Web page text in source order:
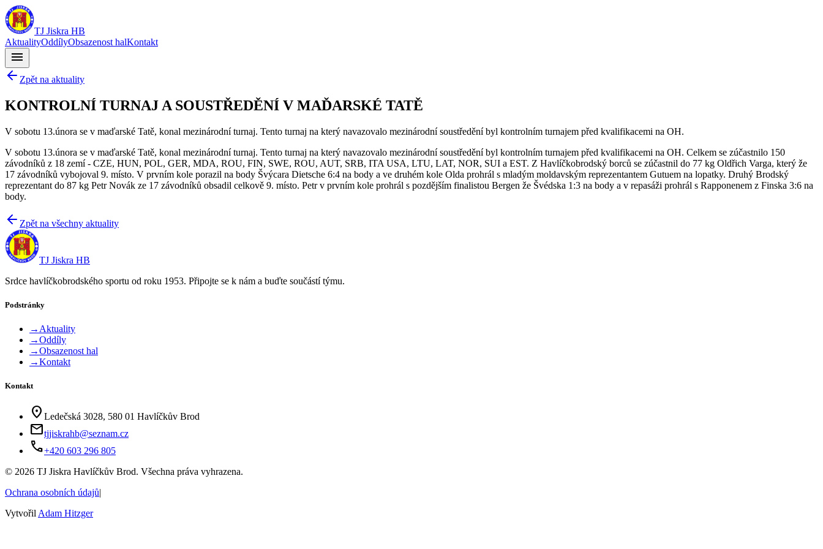
TJ Jiskra HB
AktualityOddílyObsazenost halKontakt
menu
Zpět na aktuality
KONTROLNÍ TURNAJ A SOUSTŘEDĚNÍ V MAĎARSKÉ TATĚ
V sobotu 13.února se v maďarské Tatě, konal mezinárodní turnaj. Tento turnaj na který navazovalo mezinárodní soustředění byl kontrolním turnajem před kvalifikacemi na OH.
V sobotu 13.února se v maďarské Tatě, konal mezinárodní turnaj. Tento turnaj na který navazovalo mezinárodní soustředění byl kontrolním turnajem před kvalifikacemi na OH. Celkem se zúčastnilo 150
závodníků z 18 zemí - CZE, HUN, POL, GER, MDA, ROU, FIN, SWE, ROU, AUT, SRB, ITA USA, LTU, LAT, NOR, SUI a EST. Z Havlíčkobrodský borců se zúčastnil do 77 kg Oldřich Varga, který že
17 závodníků vybojoval 9. místo. V prvním kole porazil na body Švýcara Dietsche 6:4 na body a ve druhém kole Olda prohrál s mladým moldavským reprezentantem Gutuem na lopatky. Druhý Brodský
reprezentant do 87 kg Petr Novák ze 17 závodníků obsadil celkově 9. místo. Petr v prvním kole prohrál s pozdějším finalistou Bergen že Švédska 1:3 na body a v repasáži prohrál s Rapponenem z Finska 3:6 na
body.
Zpět na všechny aktuality
TJ Jiskra HB
Srdce havlíčkobrodského sportu od roku 1953. Připojte se k nám a buďte součástí týmu.
Podstránky
→ Aktuality
→Oddíly
→Obsazenost hal
→Kontakt
Kontakt
location_on Ledečská 3028, 580 01 Havlíčkův Brod
mailtjjiskrahb@seznam.cz
phone+420 603 296 805
© 2026 TJ Jiskra Havlíčkův Brod. Všechna práva vyhrazena.
Ochrana osobních údajů|
Vytvořil Adam Hitzger